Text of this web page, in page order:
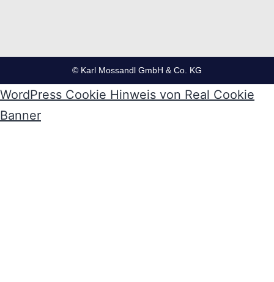
© Karl Mossandl GmbH & Co. KG
WordPress Cookie Hinweis von Real Cookie
Banner